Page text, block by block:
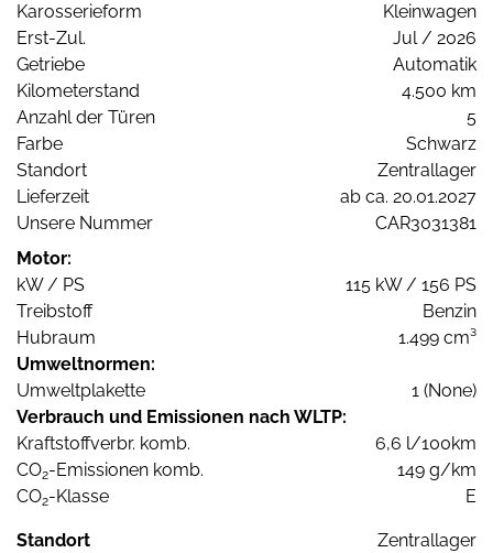
Karosserieform
Kleinwagen
Erst-Zul.
Jul / 2026
Getriebe
Automatik
Kilometerstand
4.500 km
Anzahl der Türen
5
Farbe
Schwarz
Standort
Zentrallager
Lieferzeit
ab ca. 20.01.2027
Unsere Nummer
CAR3031381
Motor:
kW / PS
115 kW / 156 PS
Treibstoff
Benzin
Hubraum
1.499 cm³
Umweltnormen:
Umweltplakette
1 (None)
Verbrauch und Emissionen nach WLTP:
Kraftstoffverbr. komb.
6,6 l/100km
CO2-Emissionen komb.
149 g/km
CO2-Klasse E
Standort Zentrallager